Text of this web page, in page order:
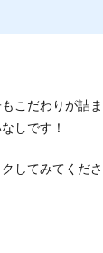
こだわりが詰
しです！
してみてくださ